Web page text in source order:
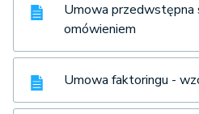
Umowa przedwstępna
omówieniem
Umowa faktoringu -